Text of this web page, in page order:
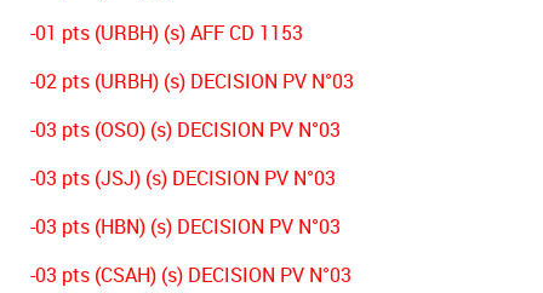
-01 pts (URBH) (s) AFF CD 1153
-02 pts (URBH) (s) DECISION PV N°03
-03 pts (OSO) (s) DECISION PV N°03
-03 pts (JSJ) (s) DECISION PV N°03
-03 pts (HBN) (s) DECISION PV N°03
-03 pts (CSAH) (s) DECISION PV N°03